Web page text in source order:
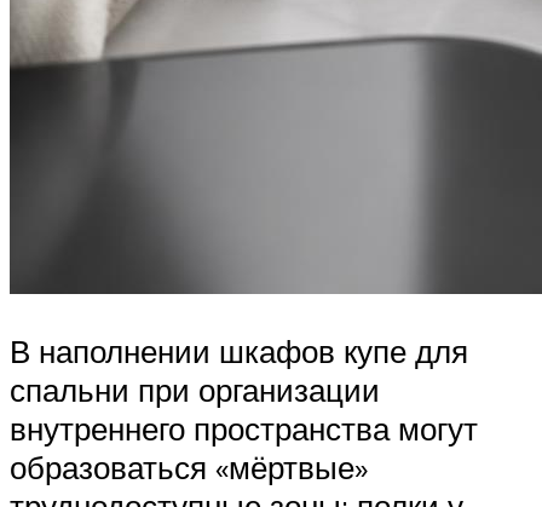
В наполнении шкафов купе для
спальни при организации
внутреннего пространства могут
образоваться «мёртвые»